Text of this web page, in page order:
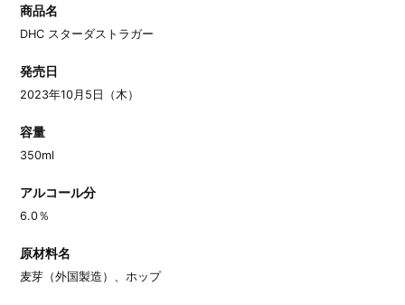
商品名
DHC スターダストラガー
発売日
2023年10月5日（木）
容量
350ml
アルコール分
6.0％
原材料名
麦芽（外国製造）、ホップ